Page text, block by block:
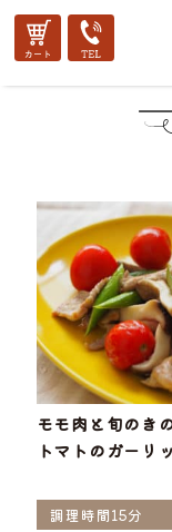
モモ肉と旬のき
トマトのガーリ
調理時間15分